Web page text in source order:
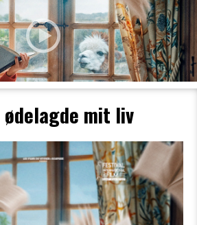
ødelagde mit liv